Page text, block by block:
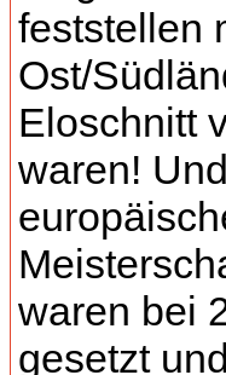
feststellen
Ost/
Eloschnitt
waren!
waren bei
gesetzt